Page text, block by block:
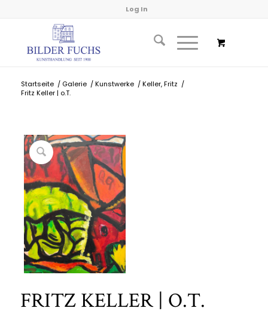
Log In
Startseite / Galerie / Kunstwerke / Keller, Fritz /
Fritz Keller | o.T.
FRITZ KELLER | O.T.